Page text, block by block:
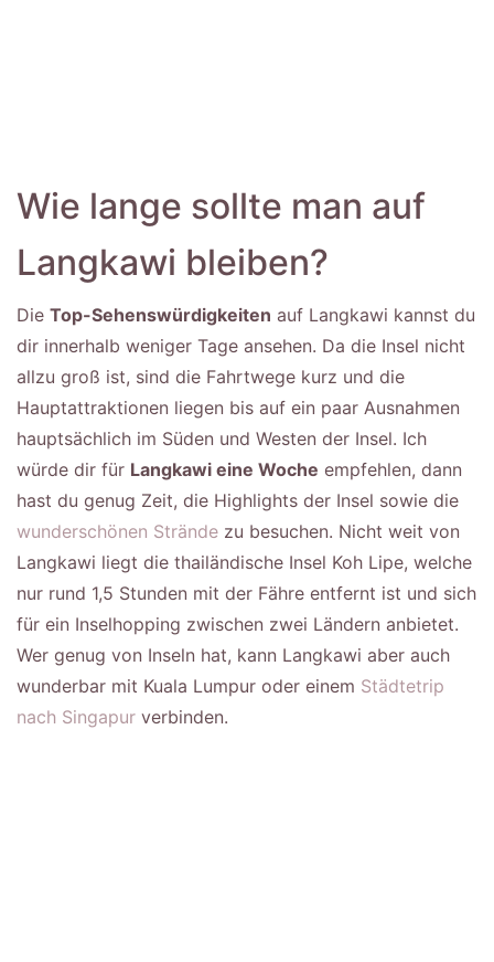
Wie lange sollte man auf
Langkawi bleiben?
Die Top-Sehenswürdigkeiten auf Langkawi kannst du
dir innerhalb weniger Tage ansehen. Da die Insel nicht
allzu groß ist, sind die Fahrtwege kurz und die
Hauptattraktionen liegen bis auf ein paar Ausnahmen
hauptsächlich im Süden und Westen der Insel. Ich
würde dir für Langkawi eine Woche empfehlen, dann
hast du genug Zeit, die Highlights der Insel sowie die
wunderschönen Strände zu besuchen. Nicht weit von
Langkawi liegt die thailändische Insel Koh Lipe, welche
nur rund 1,5 Stunden mit der Fähre entfernt ist und sich
für ein Inselhopping zwischen zwei Ländern anbietet.
Wer genug von Inseln hat, kann Langkawi aber auch
wunderbar mit Kuala Lumpur oder einem Städtetrip
nach Singapur verbinden.